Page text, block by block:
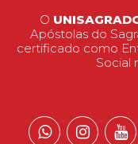
O
Apóstolas do
certificado como
Social